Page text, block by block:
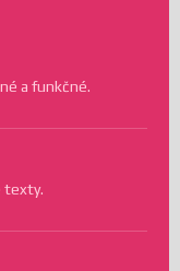
a funkčné.
texty.